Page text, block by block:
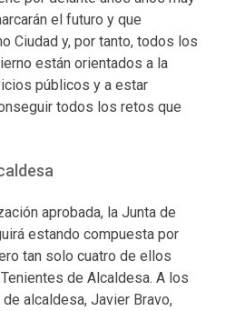
el futuro y que
Ciudad y, por tanto, todos los
están orientados a la
públicos y a estar
todos los retos que
aprobada, la Junta de
estando compuesta por
tan solo cuatro de ellos
de Alcaldesa. A los
alcaldesa, Javier Bravo,